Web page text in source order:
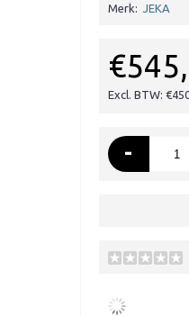
Merk: JEKA
Excl. BTW:
-